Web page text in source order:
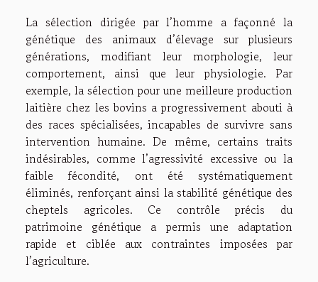
La sélection dirigée par l’homme a façonné la
génétique des animaux d’élevage sur plusieurs
générations, modifiant leur morphologie, leur
comportement, ainsi que leur physiologie. Par
exemple, la sélection pour une meilleure production
laitière chez les bovins a progressivement abouti à
des races spécialisées, incapables de survivre sans
intervention humaine. De même, certains traits
indésirables, comme l’agressivité excessive ou la
faible fécondité, ont été systématiquement
éliminés, renforçant ainsi la stabilité génétique des
cheptels agricoles. Ce contrôle précis du
patrimoine génétique a permis une adaptation
rapide et ciblée aux contraintes imposées par
l’agriculture.